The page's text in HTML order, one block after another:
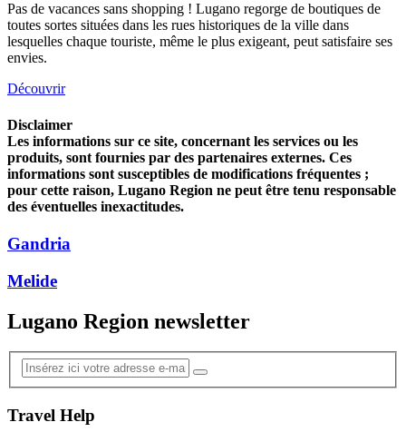
Pas de vacances sans shopping ! Lugano regorge de boutiques de
toutes sortes situées dans les rues historiques de la ville dans
lesquelles chaque touriste, même le plus exigeant, peut satisfaire ses
envies.
Découvrir
Disclaimer
Les informations sur ce site, concernant les services ou les
produits, sont fournies par des partenaires externes. Ces
informations sont susceptibles de modifications fréquentes ;
pour cette raison, Lugano Region ne peut être tenu responsable
des éventuelles inexactitudes.
Gandria
Melide
Lugano Region newsletter
Travel Help